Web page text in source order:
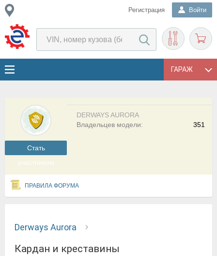
Регистрация Войти
ГАРАЖ
Cтать
участником
DERWAYS AURORA
351
Владельцев модели:
ПРАВИЛА ФОРУМА
Derways Aurora
кардан и креставины